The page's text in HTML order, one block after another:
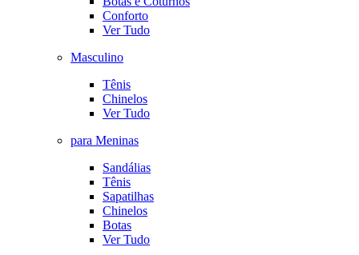
Conforto
Ver Tudo
Masculino
Tênis
Chinelos
Ver Tudo
para Meninas
Sandálias
Tênis
Sapatilhas
Chinelos
Botas
Ver Tudo